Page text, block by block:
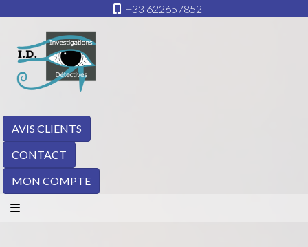
+33 622657852
AVIS CLIENTS
CONTACT
MON COMPTE